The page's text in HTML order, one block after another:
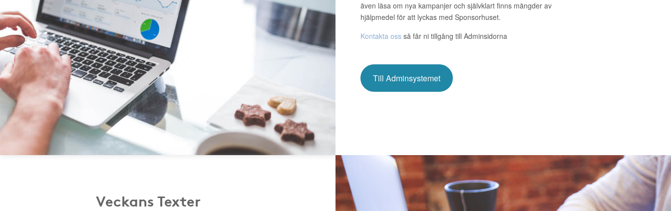
även läsa om nya kampanjer och självklart finns mängder av
hjälpmedel för att lyckas med Sponsorhuset.
Kontakta oss så får ni tillgång till Adminsidorna
Till Adminsystemet
Veckans Texter